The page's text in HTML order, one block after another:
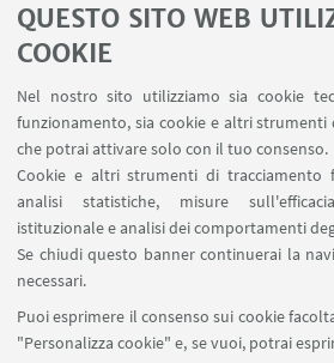
QUESTO SITO WEB
COOKIE
Nel nostro sito utilizziamo sia cookie
funzionamento, sia cookie e altri
che potrai attivare solo con il tuo consenso.
Cookie e altri strumenti di tracciamento
analisi statistiche, misure
istituzionale e analisi dei comportamenti
Se chiudi questo banner continuerai la
necessari.
Puoi esprimere il consenso sui cookie
"Personalizza cookie" e, se vuoi, potrai
Area riservata
Contatti
SEGUI IL
SEGUI UNIBO